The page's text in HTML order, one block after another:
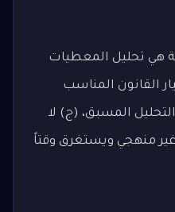
هي تحليل المعطيات
القانون المناسب
المسبق، (ج) لا
منهجي ويستغرق وقتاً